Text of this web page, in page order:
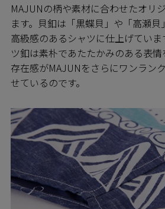
MAJUNの柄や素材に合わせたオリ
ます。貝釦は「黒蝶貝」や「高瀬
高級感のあるシャツに仕上げていま
ツ釦は素朴であたたかみのある表
存在感がMAJUNをさらにワンラン
せているのです。